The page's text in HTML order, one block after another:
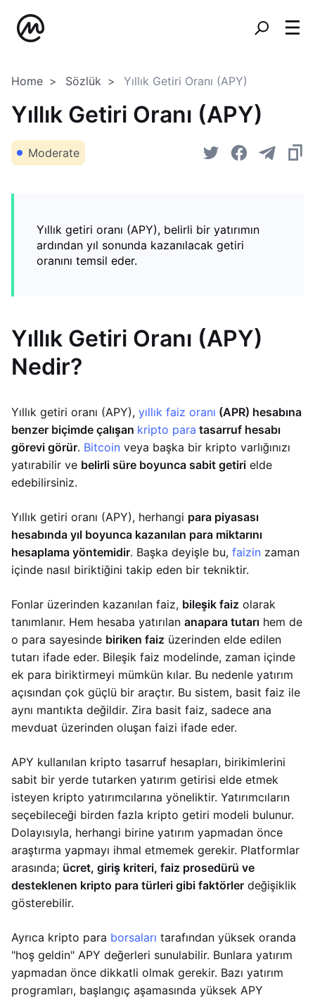
Home Sözlük Yıllık Getiri Oranı (APY)
Yıllık Getiri Oranı (APY)
Moderate
Yıllık getiri oranı (APY), belirli bir yatırımın
ardından yıl sonunda kazanılacak getiri
oranını temsil eder.
Yıllık Getiri Oranı (APY)
Nedir?
Yıllık getiri oranı (APY), yıllık faiz oranı (APR) hesabına
benzer biçimde çalışan kripto para tasarruf hesabı
görevi görür. Bitcoin veya başka bir kripto varlığınızı
yatırabilir ve belirli süre boyunca sabit getiri elde
edebilirsiniz.
Yıllık getiri oranı (APY), herhangi para piyasası
hesabında yıl boyunca kazanılan para miktarını
hesaplama yöntemidir. Başka deyişle bu, faizin zaman
içinde nasıl biriktiğini takip eden bir tekniktir.
Fonlar üzerinden kazanılan faiz, bileşik faiz olarak
tanımlanır. Hem hesaba yatırılan anapara tutarı hem de
o para sayesinde biriken faiz üzerinden elde edilen
tutarı ifade eder. Bileşik faiz modelinde, zaman içinde
ek para biriktirmeyi mümkün kılar. Bu nedenle yatırım
açısından çok güçlü bir araçtır. Bu sistem, basit faiz ile
aynı mantıkta değildir. Zira basit faiz, sadece ana
mevduat üzerinden oluşan faizi ifade eder.
APY kullanılan kripto tasarruf hesapları, birikimlerini
sabit bir yerde tutarken yatırım getirisi elde etmek
isteyen kripto yatırımcılarına yöneliktir. Yatırımcıların
seçebileceği birden fazla kripto getiri modeli bulunur.
Dolayısıyla, herhangi birine yatırım yapmadan önce
araştırma yapmayı ihmal etmemek gerekir. Platformlar
arasında; ücret, giriş kriteri, faiz prosedürü ve
desteklenen kripto para türleri gibi faktörler değişiklik
gösterebilir.
Ayrıca kripto para borsaları tarafından yüksek oranda
"hoş geldin" APY değerleri sunulabilir. Bunlara yatırım
yapmadan önce dikkatli olmak gerekir. Bazı yatırım
programları, başlangıç aşamasında yüksek APY